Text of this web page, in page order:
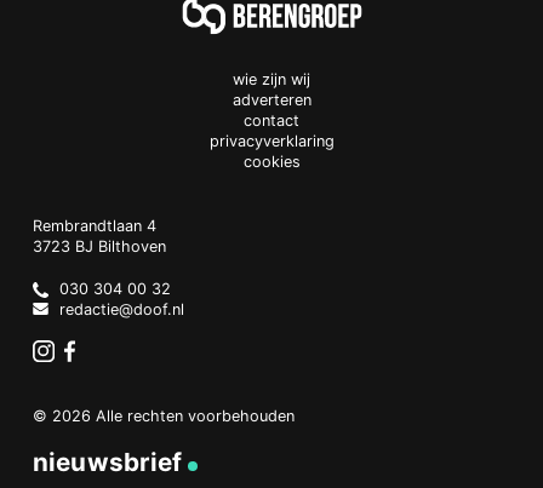
wie zijn wij
adverteren
contact
privacyverklaring
cookies
Doof.nl
work
Rembrandtlaan 4
3723 BJ Bilthoven
Netherlands
030 304 00 32
redactie@doof.nl
© 2026 Alle rechten voorbehouden
nieuwsbrief